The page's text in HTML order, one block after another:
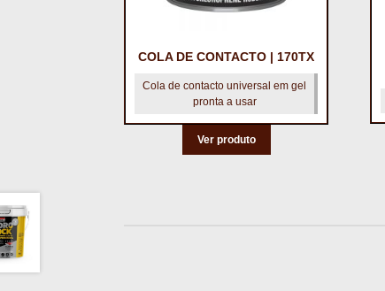
COLA DE CONTACTO | 170TX
Cola de contacto universal em gel
pronta a usar
Ver produto